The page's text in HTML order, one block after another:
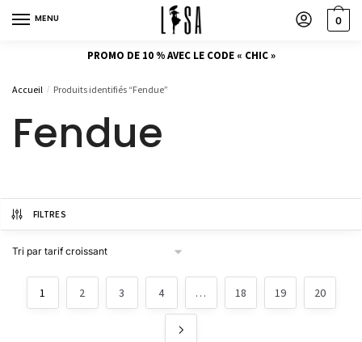
MENU 0
PROMO DE 10 % AVEC LE CODE « CHIC »
Accueil / Produits identifiés “Fendue”
Fendue
FILTRES
1 2 3 4 … 18 19 20